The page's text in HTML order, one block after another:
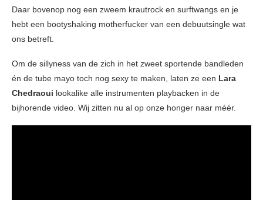
Daar bovenop nog een zweem krautrock en surftwangs en je
hebt een bootyshaking motherfucker van een debuutsingle wat
ons betreft.
Om de sillyness van de zich in het zweet sportende bandleden
én de tube mayo toch nog sexy te maken, laten ze een Lara
Chedraoui lookalike alle instrumenten playbacken in de
bijhorende video. Wij zitten nu al op onze honger naar méér.